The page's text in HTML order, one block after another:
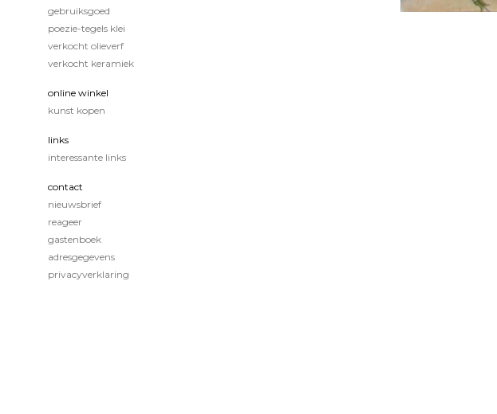
gebruiksgoed
poezie-tegels klei
verkocht olieverf
verkocht keramiek
online winkel
kunst kopen
links
interessante links
contact
nieuwsbrief
reageer
gastenboek
adresgegevens
privacyverklaring